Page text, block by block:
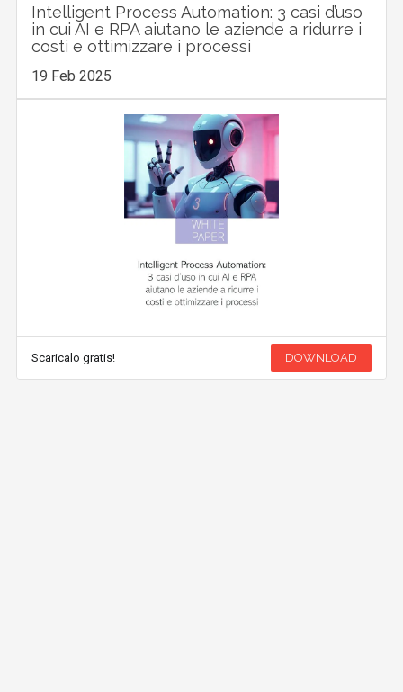
Intelligent Process Automation: 3 casi d’uso
in cui AI e RPA aiutano le aziende a ridurre i
costi e ottimizzare i processi
19 Feb 2025
Scaricalo gratis! DOWNLOAD